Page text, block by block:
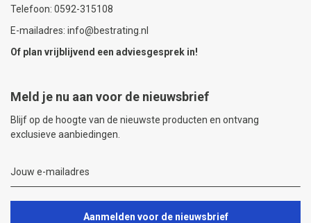
Telefoon: 0592-315108
E-mailadres: info@bestrating.nl
Of plan vrijblijvend een adviesgesprek in!
Meld je nu aan voor de nieuwsbrief
Blijf op de hoogte van de nieuwste producten en ontvang
exclusieve aanbiedingen.
Aanmelden voor de nieuwsbrief